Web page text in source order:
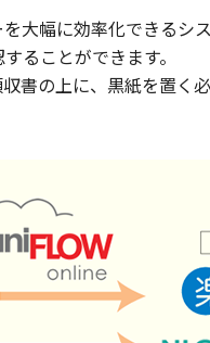
大幅に効率化できるシ
ることができます。
書の上に、黒紙を置く必